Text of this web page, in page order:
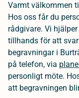
Varmt välkommen
Hos oss får du
rådgivare. Vi
tillhands för att
begravningar i
på telefon, via
personligt möte.
att begravningen